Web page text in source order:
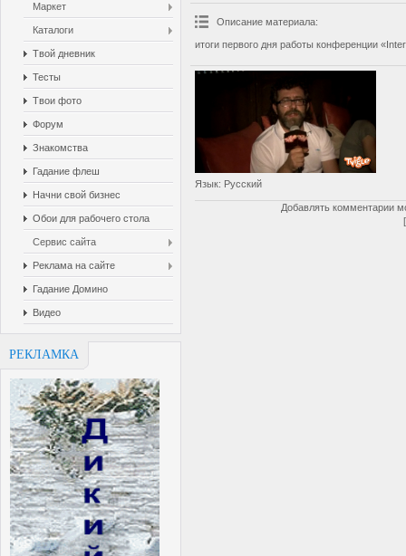
Маркет
Каталоги
Твой дневник
Тесты
Твои фото
Форум
Знакомства
Гадание флеш
Начни свой бизнес
Обои для рабочего стола
Сервис сайта
Реклама на сайте
Гадание Домино
Видео
РЕКЛАМКА
Описание материала:
итоги первого дня работы конференции
Язык: Русский
Добавлять комментарии